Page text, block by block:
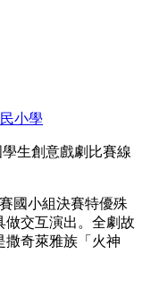
小學
生創意戲劇比賽線
國小組決賽特優殊
做交互演出。全劇故
撒奇萊雅族「火神